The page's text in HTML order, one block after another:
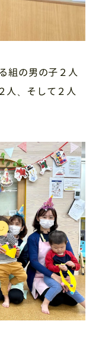
組の男の子２人
人、そして２人